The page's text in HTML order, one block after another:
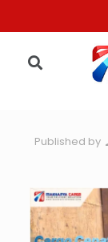
Published by